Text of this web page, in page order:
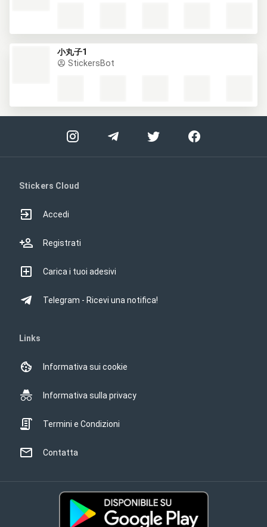
小丸子1
StickersBot
Stickers Cloud
Accedi
Registrati
Carica i tuoi adesivi
Telegram - Ricevi una notifica!
Links
Informativa sui cookie
Informativa sulla privacy
Termini e Condizioni
Contatta